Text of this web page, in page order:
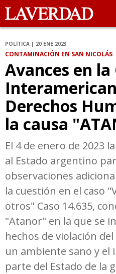
POLÍTICA | 20 ENE 2023
CONTAMINACIÓN EN SAN NICOLÁS
Avances en la
Derechos
la causa
El 4 de enero de 2023
al Estado argentino
observaciones
la cuestión en el caso
otros" Caso 14.635,
"Atanor" en la que se
hechos de violación
un ambiente sano y
parte del Estado de la